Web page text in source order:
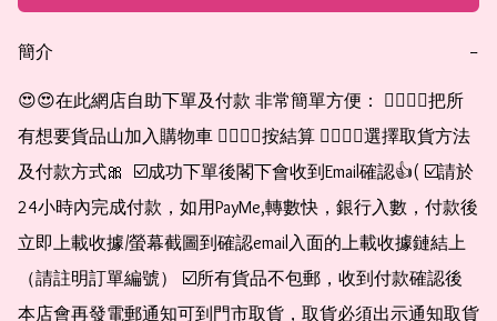
簡介 −
😍😍在此網店自助下單及付款 非常簡單方便： 👉🏻👉🏻把所
有想要貨品山加入購物車 👉🏻👉🏻按結算 👉🏻👉🏻選擇取貨方法
及付款方式🎀  ☑️成功下單後閣下會收到Email確認👍( ☑️請於
24小時內完成付款，如用PayMe,轉數快，銀行入數，付款後
立即上載收據/螢幕截圖到確認email入面的上載收據鏈結上
（請註明訂單編號） ☑️所有貨品不包郵，收到付款確認後
本店會再發電郵通知可到門市取貨，取貨必須出示通知取貨